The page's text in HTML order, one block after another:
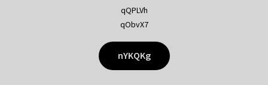
qQPLVh
qObvX7
nYKQKg